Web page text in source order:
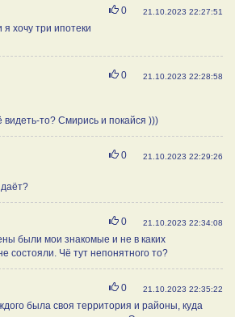
21.10.2023 22:27:51
Нравится
0
я хочу три ипотеки
21.10.2023 22:28:58
Нравится
0
видеть-то? Смирись и покайся )))
21.10.2023 22:29:26
Нравится
0
21.10.2023 22:34:08
Нравится
0
были мои знакомые и не в каких
состояли. Чё тут непонятного то?
21.10.2023 22:35:22
Нравится
0
была своя территория и районы, куда